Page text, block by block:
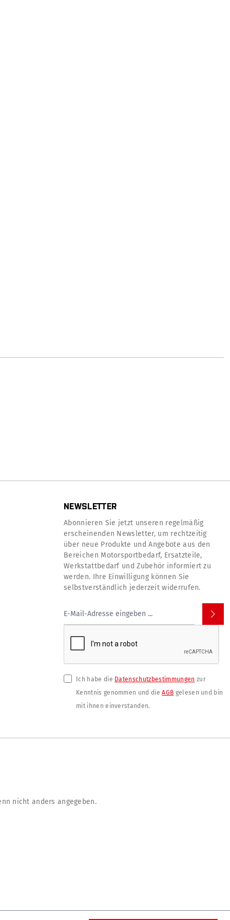
NEWSLETTER
Abonnieren Sie jetzt unseren regelmäßig
erscheinenden Newsletter, um rechtzeitig
über neue Produkte und Angebote aus den
Bereichen Motorsportbedarf, Ersatzteile,
Werkstattbedarf und Zubehör informiert zu
werden. Ihre Einwilligung können Sie
selbstverständlich jederzeit widerrufen.
Ich habe die Datenschutzbestimmungen zur
Kenntnis genommen und dieAGB gelesen und bin
mit ihnen einverstanden.
nicht anders angegeben.